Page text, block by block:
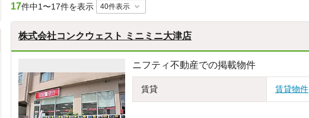
17件中1〜17件を表示
株式会社コンクウェスト ミニミニ大津店
ニフティ不動産での掲載物件
賃貸 賃貸物件